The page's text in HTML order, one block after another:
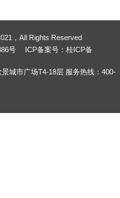
，All Rights Reserved
号
ICP备案号：桂ICP备
城市广场T4-18层 服务热线：400-